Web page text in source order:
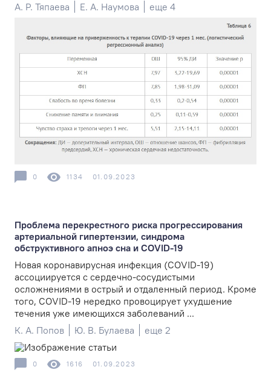
А. Р. Тяпаева
Е. А. Наумова еще 4
0 1134 01.09.2023
Проблема перекрестного риска прогрессирования
артериальной гипертензии, синдрома
обструктивного апноэ сна и COVID-19
Новая коронавирусная инфекция (COVID-19)
ассоциируется с сердечно-сосудистыми
осложнениями в острый и отдаленный период. Кроме
того, COVID-19 нередко провоцирует ухудшение
течения уже имеющихся заболеваний ...
К. А. Попов
Ю. В. Булаева еще 2
0 1616 01.09.2023